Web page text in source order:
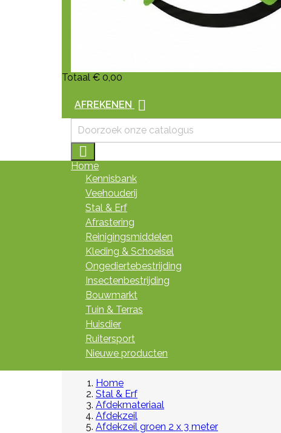
Totaal € 0,00
AFREKENEN 

Home
Kennisbank
Veehouderij
Stal & Erf
Afrastering
Reinigingsmiddelen
Kleding & Schoeisel
Ongediertebestrijding
Insectenbestrijding
Bouwmarkt
Tuin & Terras
Huisdier
Ruitersport
Nieuwe producten
Home
Stal & Erf
Afdekmateriaal
Afdekzeil
Afdekzeil groen 2 x 3 meter